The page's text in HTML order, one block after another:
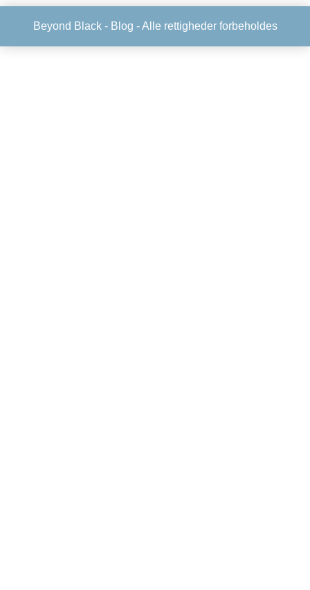
Beyond Black - Blog - Alle rettigheder forbeholdes